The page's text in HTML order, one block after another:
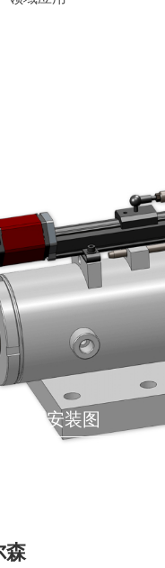
外置安装图
森